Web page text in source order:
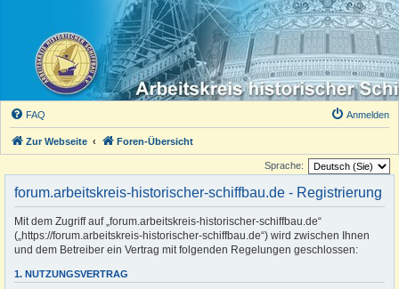
FAQ Anmelden
Zur Webseite Foren-Übersicht
Sprache:
forum.arbeitskreis-historischer-schiffbau.de - Registrierung
Mit dem Zugriff auf „forum.arbeitskreis-historischer-schiffbau.de“
(„https://forum.arbeitskreis-historischer-schiffbau.de“) wird zwischen Ihnen
und dem Betreiber ein Vertrag mit folgenden Regelungen geschlossen:
1. NUTZUNGSVERTRAG